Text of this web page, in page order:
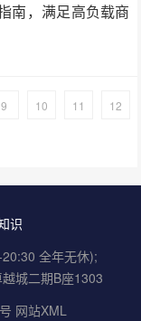
务器(126)
南，满足高负载商
9 10 11 12
识
全年无休);
城二期B座1303
网站XML